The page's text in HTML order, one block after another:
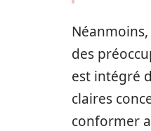
des
est intégré
claires
conformer